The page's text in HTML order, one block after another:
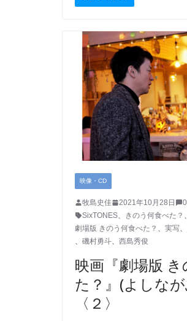
映像・CD
牧島史佳 2021年10月28日
SixTONES
きのう何食べた？
劇場版 きのう何食べた？
実写
磯村勇斗 西島秀俊
映画『劇場版
た？』(よしな
〈２〉